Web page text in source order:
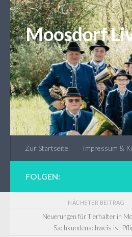
Unter dem Inhalt
Moosdorf
Zur Startseite Impressum &
FOLGEN:
NÄCHSTER BEITRAG
Neuerungen für Tierhalter in
Sachkundenachweis ist